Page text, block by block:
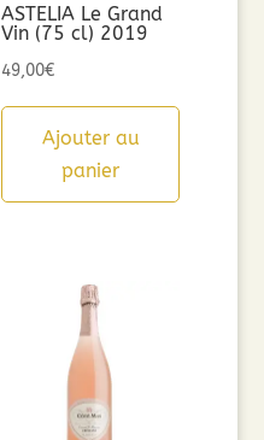
ASTELIA Le Grand
Vin (75 cl) 2019
49,00€
Ajouter au
panier